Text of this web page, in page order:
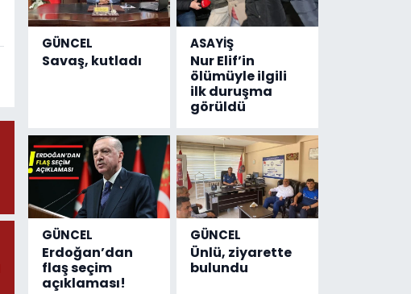
GÜNCEL
Savaş, kutladı
ASAYİŞ
Nur Elif’in
ölümüyle ilgili
ilk duruşma
görüldü
GÜNCEL
Erdoğan’dan
flaş seçim
açıklaması!
GÜNCEL
Ünlü, ziyarette
bulundu